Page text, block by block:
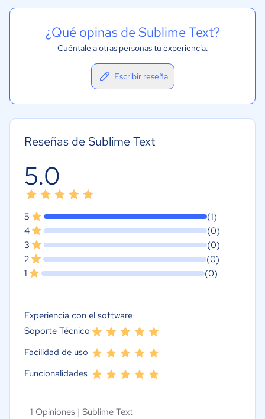
¿Qué opinas de Sublime Text?
Cuéntale a otras personas tu experiencia.
Escribir reseña
Reseñas de Sublime Text
5.0
5
(1)
4
(0)
3
(0)
2
(0)
1
(0)
Experiencia con el software
Soporte Técnico
Facilidad de uso
Funcionalidades
1 Opiniones | Sublime Text